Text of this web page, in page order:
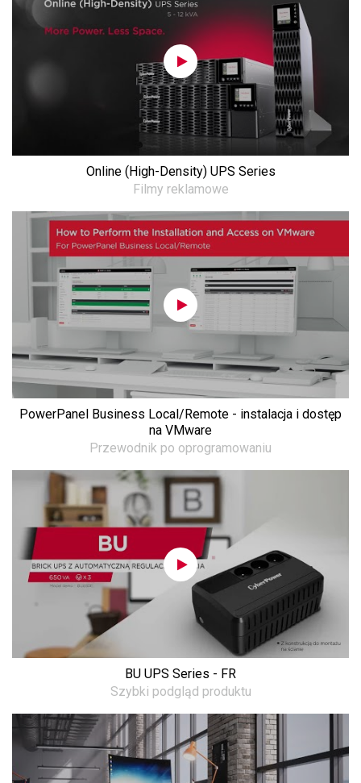
Online (High-Density) UPS Series
Filmy reklamowe
PowerPanel Business Local/Remote - instalacja i dostęp
na VMware
Przewodnik po oprogramowaniu
BU UPS Series - FR
Szybki podgląd produktu